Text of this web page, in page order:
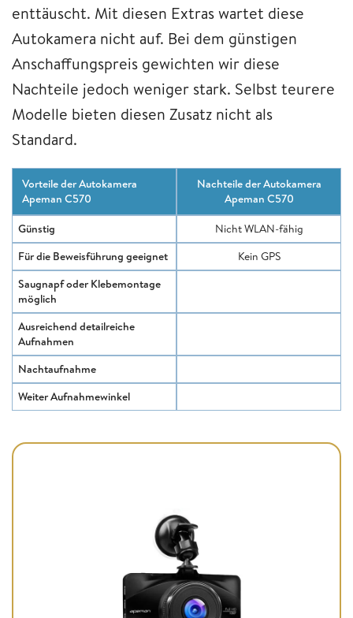
enttäuscht. Mit diesen Extras wartet diese
Autokamera nicht auf. Bei dem günstigen
Anschaffungspreis gewichten wir diese
Nachteile jedoch weniger stark. Selbst teurere
Modelle bieten diesen Zusatz nicht als
Standard.
Vorteile der Autokamera
Apeman C570
Nachteile der Autokamera
Apeman C570
Günstig
Nicht WLAN-fähig
Für die Beweisführung geeignet
Kein GPS
Saugnapf oder Klebemontage
möglich
Ausreichend detailreiche
Aufnahmen
Nachtaufnahme
Weiter Aufnahmewinkel